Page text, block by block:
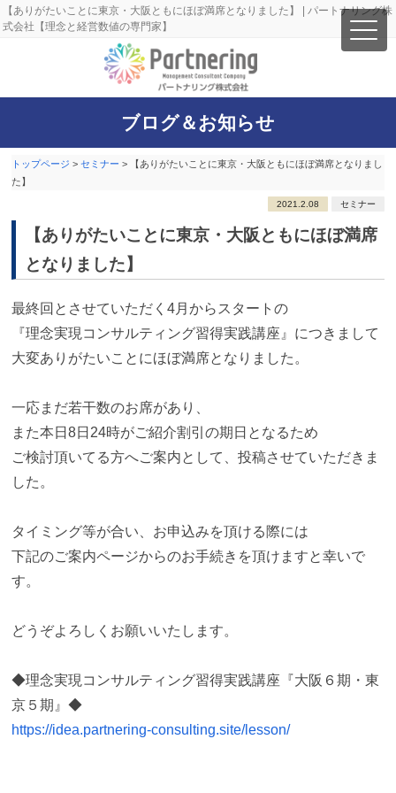
【ありがたいことに東京・大阪ともにほぼ満席となりました】 | パートナリング株
式会社【理念と経営数値の専門家】
ブログ＆お知らせ
トップページ >セミナー >
【ありがたいことに東京・大阪ともにほぼ満席となりまし
た】
2021.2.08 セミナー
【ありがたいことに東京・大阪ともにほぼ満席
となりました】
最終回とさせていただく4月からスタートの
『理念実現コンサルティング習得実践講座』につきまして
大変ありがたいことにほぼ満席となりました。
一応まだ若干数のお席があり、
また本日8日24時がご紹介割引の期日となるため
ご検討頂いてる方へご案内として、投稿させていただきま
した。
タイミング等が合い、お申込みを頂ける際には
下記のご案内ページからのお手続きを頂けますと幸いで
す。
どうぞよろしくお願いいたします。
◆理念実現コンサルティング習得実践講座『大阪６期・東
京５期』◆
https://idea.partnering-consulting.site/lesson/